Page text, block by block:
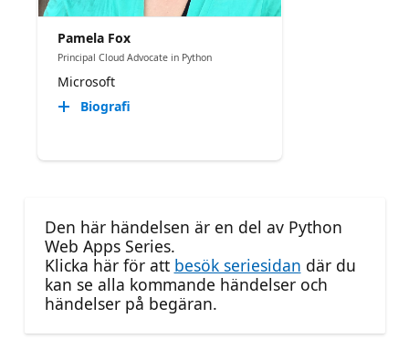
Pamela Fox
Principal Cloud Advocate in Python
Microsoft
Biografi
Den här händelsen är en del av Python
Web Apps Series.
Klicka här för att besök seriesidan där du
kan se alla kommande händelser och
händelser på begäran.